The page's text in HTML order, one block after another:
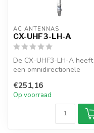
AC ANTENNAS
CX-UHF3-LH-A
De CX-UHF3-LH-A heeft
een omnidirectionele
connector,...
€251,16
Op voorraad